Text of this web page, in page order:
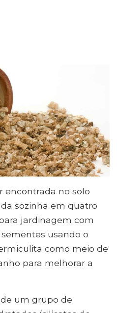
encontrada no solo
sozinha em quatro
jardinagem com
usando o
como meio de
para melhorar a
um grupo de